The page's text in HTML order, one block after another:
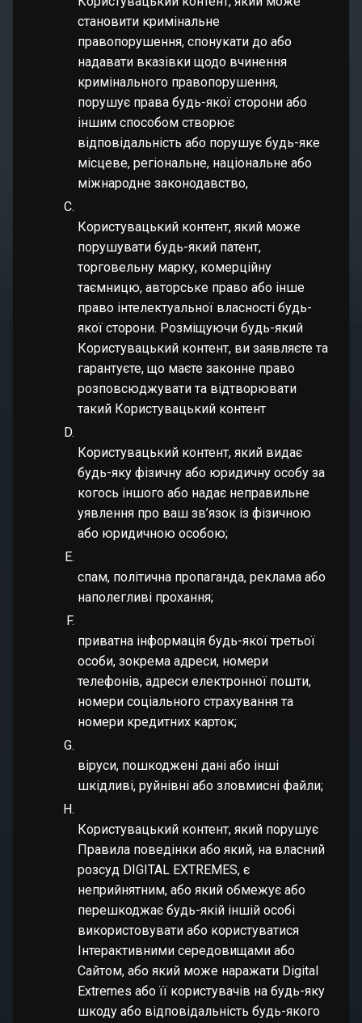
становити кримінальне
правопорушення, спонукати до або
надавати вказівки щодо вчинення
кримінального правопорушення,
порушує права будь-якої сторони або
іншим способом створює
відповідальність або порушує будь-яке
місцеве, регіональне, національне або
міжнародне законодавство,
Користувацький контент, який може
порушувати будь-який патент,
торговельну марку, комерційну
таємницю, авторське право або інше
право інтелектуальної власності будь-
якої сторони. Розміщуючи будь-який
Користувацький контент, ви заявляєте та
гарантуєте, що маєте законне право
розповсюджувати та відтворювати
такий Користувацький контент
Користувацький контент, який видає
будь-яку фізичну або юридичну особу за
когось іншого або надає неправильне
уявлення про ваш зв’язок із фізичною
або юридичною особою;
спам, політична пропаганда, реклама або
наполегливі прохання;
приватна інформація будь-якої третьої
особи, зокрема адреси, номери
телефонів, адреси електронної пошти,
номери соціального страхування та
номери кредитних карток;
віруси, пошкоджені дані або інші
шкідливі, руйнівні або зловмисні файли;
Користувацький контент, який порушує
Правила поведінки або який, на власний
розсуд DIGITAL EXTREMES, є
неприйнятним, або який обмежує або
перешкоджає будь-якій іншій особі
використовувати або користуватися
Інтерактивними середовищами або
Сайтом, або який може наражати Digital
Extremes або її користувачів на будь-яку
шкоду або відповідальність будь-якого